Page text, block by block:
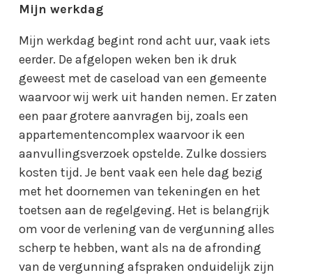
Mijn werkdag
Mijn werkdag begint rond acht uur, vaak iets
eerder. De afgelopen weken ben ik druk
geweest met de caseload van een gemeente
waarvoor wij werk uit handen nemen. Er zaten
een paar grotere aanvragen bij, zoals een
appartementencomplex waarvoor ik een
aanvullingsverzoek opstelde. Zulke dossiers
kosten tijd. Je bent vaak een hele dag bezig
met het doornemen van tekeningen en het
toetsen aan de regelgeving. Het is belangrijk
om voor de verlening van de vergunning alles
scherp te hebben, want als na de afronding
van de vergunning afspraken onduidelijk zijn